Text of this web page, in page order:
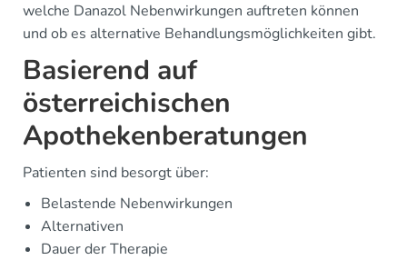
welche Danazol Nebenwirkungen auftreten können
und ob es alternative Behandlungsmöglichkeiten gibt.
Basierend auf
österreichischen
Apothekenberatungen
Patienten sind besorgt über:
Belastende Nebenwirkungen
Alternativen
Dauer der Therapie